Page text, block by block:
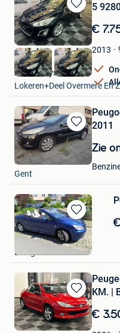
Bewaren
in
Mijn
Favorieten
5
€
2013
Auto Denys
Lokeren+Deel Overmere En
Bewaren
in
Mijn
Favorieten
2011
Zie
...
Gent
Bewaren
in
Mijn
Favorieten
Evofan1992
Evergem
Bewaren
in
Mijn
KM. |
€